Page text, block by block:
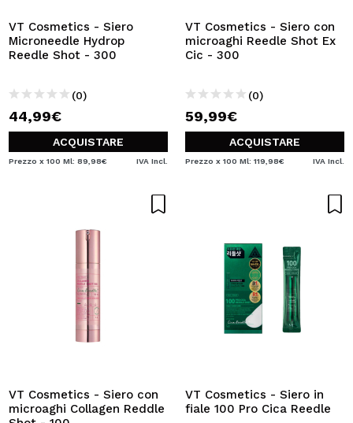
VT Cosmetics - Siero
Microneedle Hydrop
Reedle Shot - 300
(0)
44,99€
ACQUISTARE
Prezzo x 100 Ml: 89,98€ IVA Incl.
VT Cosmetics - Siero con
microaghi Reedle Shot Ex
Cic - 300
(0)
59,99€
ACQUISTARE
Prezzo x 100 Ml: 119,98€ IVA Incl.
VT Cosmetics - Siero con
microaghi Collagen Reddle
VT Cosmetics - Siero in
fiale 100 Pro Cica Reedle